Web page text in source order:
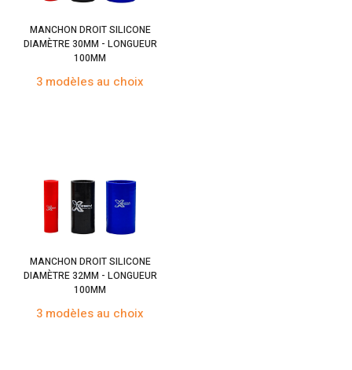
MANCHON DROIT SILICONE
DIAMÈTRE 30MM - LONGUEUR
100MM
3 modèles au choix
MANCHON DROIT SILICONE
DIAMÈTRE 32MM - LONGUEUR
100MM
3 modèles au choix